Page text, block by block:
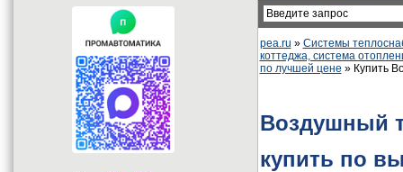
pea.ru » Системы
коттеджа, система
по лучшей цене » Купить
Воздушный
купить по